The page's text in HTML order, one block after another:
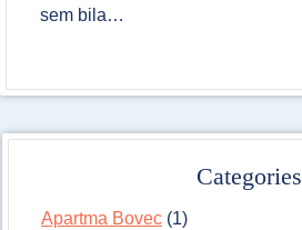
sem bila…
Categories
Apartma Bovec (1)